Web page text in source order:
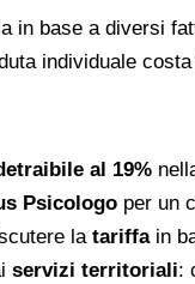
in base a diversi
individuale
al 19%
Psicologo per un
la tariffain
servizi territoriali: